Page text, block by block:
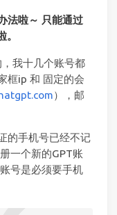
法啦～ 只能通过
我十几个账号都
框ip 和 固定的会
），邮
的手机号已经不记
一个新的GPT账
号是必须要手机